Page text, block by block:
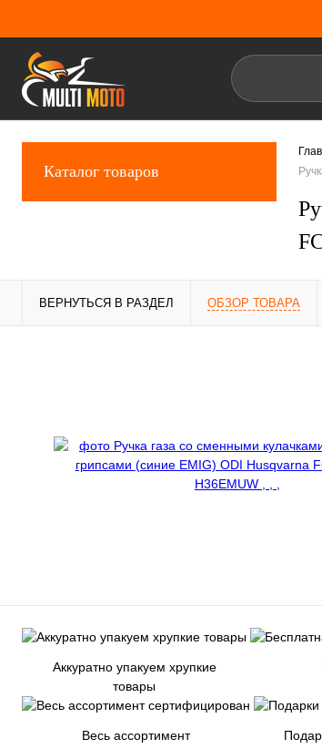
Каталог товаров
ВЕРНУТЬСЯ В РАЗДЕЛ ОБЗОР ТОВАРА
Аккуратно упакуем хрупкие
товары
Весь ассортимент